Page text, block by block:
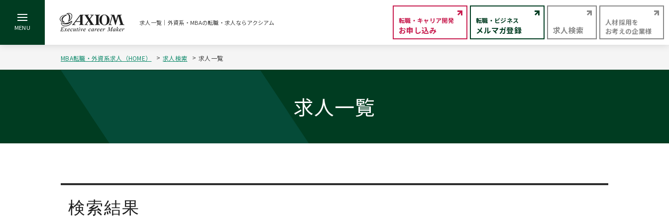
求人一覧｜外資系・MBAの転職・求人ならアクシアム 転職・キャリア開発
お申し込み
転職・ビジネス
メルマガ登録 求人検索
人材採用を
お考えの企業様
MBA転職・外資系求人（HOME） 求人検索 求人一覧
求人一覧
検索結果